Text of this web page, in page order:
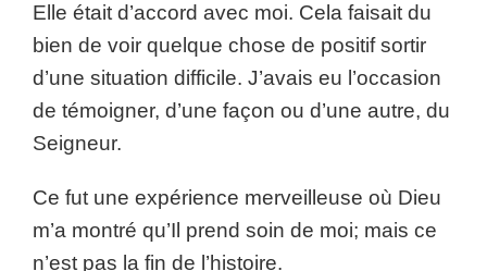
Elle était d’accord avec moi. Cela faisait du
bien de voir quelque chose de positif sortir
d’une situation difficile. J’avais eu l’occasion
de témoigner, d’une façon ou d’une autre, du
Seigneur.
Ce fut une expérience merveilleuse où Dieu
m’a montré qu’Il prend soin de moi; mais ce
n’est pas la fin de l’histoire.